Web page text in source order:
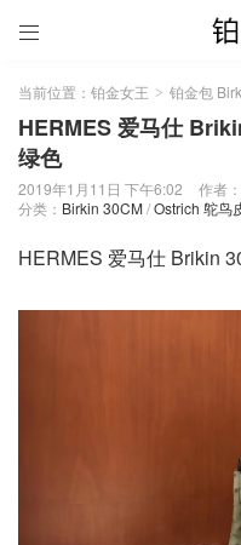

当前位置： 铂金女王 > 铂金包
HERMES 爱马仕
绿色
2019年1月11日 下午6:02 作者：
分类： Birkin 30CM/Ostrich 鸵鸟
HERMES 爱马仕 Brikin